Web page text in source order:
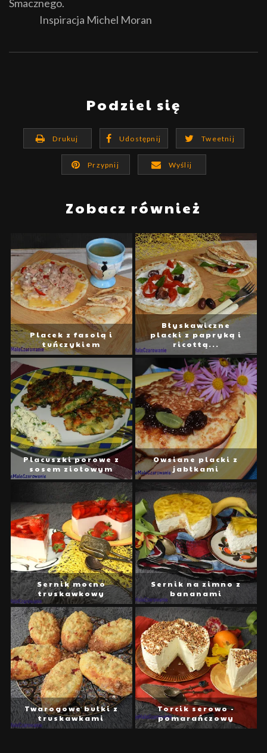
Smacznego.
Inspiracja Michel Moran
Podziel się
Drukuj Udostępnij Tweetnij
Przypnij Wyślij
Zobacz również
Placek z fasolą i
tuńczykiem
Błyskawiczne
placki z papryką i
ricottą...
Placuszki porowe z
sosem ziołowym
Owsiane placki z
jabłkami
Sernik mocno
truskawkowy
Sernik na zimno z
bananami
Twarogowe bułki z
truskawkami
Torcik serowo -
pomarańczowy